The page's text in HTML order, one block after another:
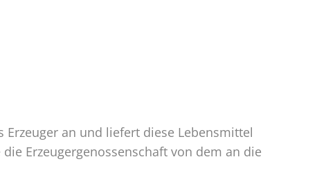
an und liefert diese Lebensmittel
Erzeugergenossenschaft von dem an die